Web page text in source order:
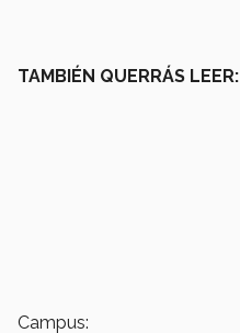
TAMBIÉN QUERRÁS LEER:
Campus: